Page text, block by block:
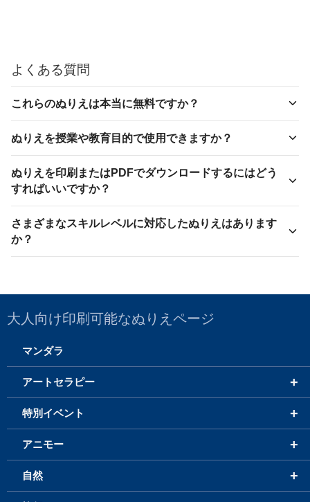
よくある質問
これらのぬりえは本当に無料ですか？
ぬりえを授業や教育目的で使用できますか？
ぬりえを印刷またはPDFでダウンロードするにはどう
すればいいですか？
さまざまなスキルレベルに対応したぬりえはあります
か？
大人向け印刷可能なぬりえページ
マンダラ
+
アートセラピー
+
特別イベント
+
アニモー
+
自然